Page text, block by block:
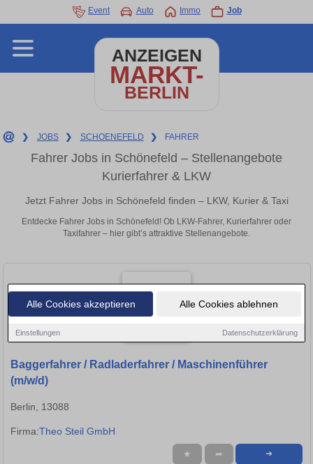
Alle Cookies akzeptieren Alle Cookies ablehnen
Einstellungen Datenschutzerklärung
Event Auto Immo Job
ANZEIGEN
MARKT-
BERLIN
❯ JOBS ❯ SCHOENEFELD ❯ FAHRER
Fahrer Jobs in Schönefeld – Stellenangebote
Kurierfahrer & LKW
Jetzt Fahrer Jobs in Schönefeld finden – LKW, Kurier & Taxi
Entdecke Fahrer Jobs in Schönefeld! Ob LKW-Fahrer, Kurierfahrer oder
Taxifahrer – hier gibt’s attraktive Stellenangebote.
Baggerfahrer / Radladerfahrer / Maschinenführer
(m/w/d)
Berlin, 13088
Firma:Theo Steil GmbH
★ ➦ ➜